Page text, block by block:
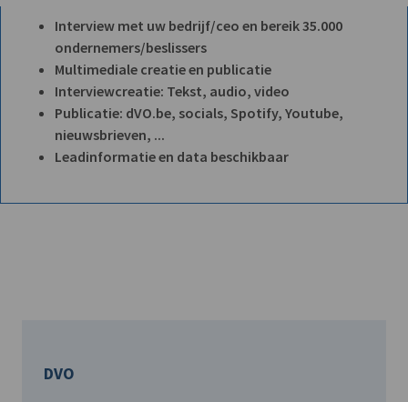
Interview met uw bedrijf/ceo en bereik 35.000
ondernemers/beslissers
Multimediale creatie en publicatie
Interviewcreatie: Tekst, audio, video
Publicatie: dVO.be, socials, Spotify, Youtube,
nieuwsbrieven, ...
Leadinformatie en data beschikbaar
DVO